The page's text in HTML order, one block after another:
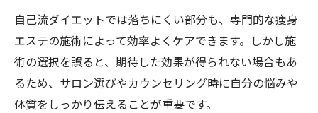
自己流ダイエットでは落ちにくい部分も、専門的な痩身
エステの施術によって効率よくケアできます。しかし施
術の選択を誤ると、期待した効果が得られない場合もあ
るため、サロン選びやカウンセリング時に自分の悩みや
体質をしっかり伝えることが重要です。